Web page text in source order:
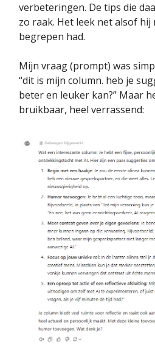
verbeteringen. De tips die
zo raak. Het leek net alsof hij
begrepen had.
Mijn vraag (prompt) was
“dit is mijn column. heb je
beter en leuker kan?” Maar
bruikbaar, heel verrassend: